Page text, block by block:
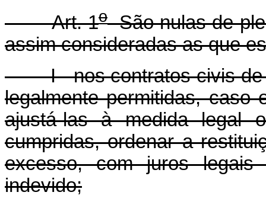
Art. 1oSão nulas de
assim consideradas as que
I - nos contratos civis de
legalmente permitidas, caso
ajustá-las à medida legal
cumpridas, ordenar a
excesso, com juros
indevido;